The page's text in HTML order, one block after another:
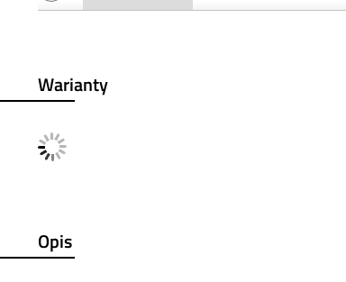
Warianty
Opis